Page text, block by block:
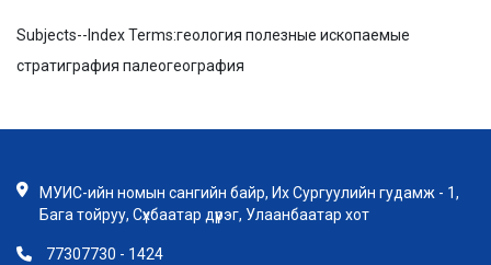
Subjects--Index Terms:геология полезные ископаемые
стратиграфия палеогеография
МУИС-ийн номын сангийн байр, Их Сургуулийн гудамж - 1,
Бага тойруу, Сүхбаатар дүүрэг, Улаанбаатар хот
77307730 - 1424